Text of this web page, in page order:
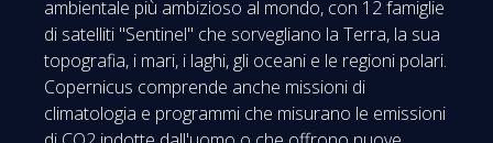
ambientale più ambizioso al mondo, con 12 famiglie
di satelliti "Sentinel" che sorvegliano la Terra, la sua
topografia, i mari, i laghi, gli oceani e le regioni polari.
Copernicus comprende anche missioni di
climatologia e programmi che misurano le emissioni